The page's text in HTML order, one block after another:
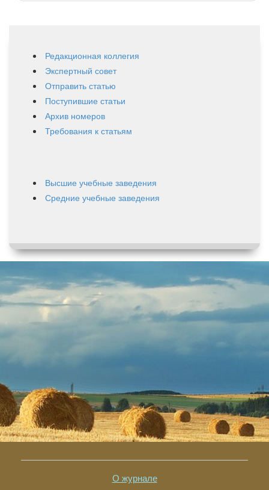
Редакционная коллегия
Экспертный совет
Отправить статью
Поступившие статьи
Архив номеров
Требования к статьям
Высшие учебные заведения
Средние учебные заведения
О журнале